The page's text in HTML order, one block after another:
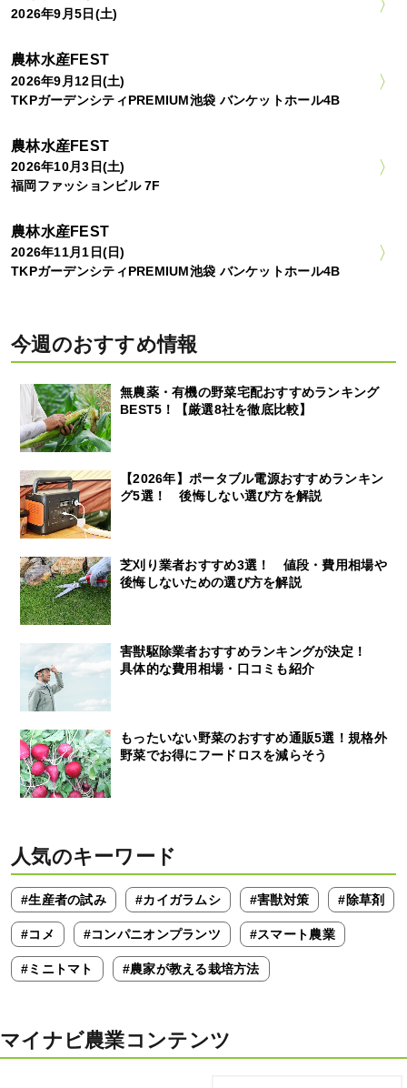
2026年9月5日(土)
農林水産FEST
2026年9月12日(土)
TKPガーデンシティPREMIUM池袋 バンケットホール4B
農林水産FEST
2026年10月3日(土)
福岡ファッションビル 7F
農林水産FEST
2026年11月1日(日)
TKPガーデンシティPREMIUM池袋 バンケットホール4B
今週のおすすめ情報
無農薬・有機の野菜宅配おすすめランキング
BEST5！【厳選8社を徹底比較】
【2026年】ポータブル電源おすすめランキン
グ5選！ 後悔しない選び方を解説
芝刈り業者おすすめ3選！ 値段・費用相場や
後悔しないための選び方を解説
害獣駆除業者おすすめランキングが決定！
具体的な費用相場・口コミも紹介
もったいない野菜のおすすめ通販5選！規格外
野菜でお得にフードロスを減らそう
人気のキーワード
#生産者の試み #カイガラムシ #害獣対策 #除草剤
#コメ #コンパニオンプランツ #スマート農業
#ミニトマト #農家が教える栽培方法
マイナビ農業コンテンツ